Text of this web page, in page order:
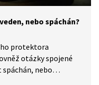
nebo spáchán?
protektora
otázky spojené
nebo